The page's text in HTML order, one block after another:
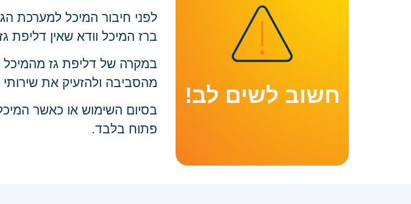
חשוב לשים לב!
לפני חיבור המיכל למערכת
ברז המיכל וודא שאין דליפת
במקרה של דליפת גז מהמיכל
מהסביבה ולהזעיק את
בסיום השימוש או כאשר
פתוח בלבד.